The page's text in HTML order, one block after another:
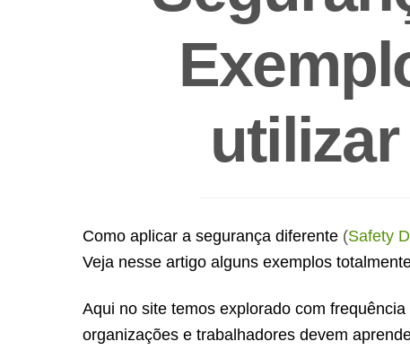
Como aplicar a segurança diferente (Safety
Veja nesse artigo alguns exemplos
Aqui no site temos explorado com
organizações e trabalhadores devem